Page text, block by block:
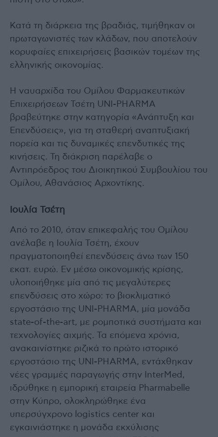
Κατά τη διάρκεια της βραδιάς, τιμήθηκαν οι
πρωταγωνιστές των κλάδων, που αποτελούν
κορυφαίες επιχειρήσεις βασικών τομέων της
ελληνικής οικονομίας.
Η ναυαρχίδα του Ομίλου Φαρμακευτικών
Επιχειρήσεων Τσέτη UNI-PHARMA
βραβεύτηκε στην κατηγορία «Ανάπτυξη και
Επενδύσεις», για τη σταθερή αναπτυξιακή
πορεία και τις δυναμικές επενδυτικές της
κινήσεις. Τη διάκριση παρέλαβε ο
Αντιπρόεδρος του Διοικητικού Συμβουλίου του
Ομίλου, Αθανάσιος Αρχοντίκης.
Ιουλία Τσέτη
Από το 2010, όταν επικεφαλής του Ομίλου
ανέλαβε η Ιουλία Τσέτη, έχουν
πραγματοποιηθεί επενδύσεις άνω των 150
εκατ. ευρώ. Εν μέσω οικονομικής κρίσης,
υλοποιήθηκε μία από τις μεγαλύτερες
επενδύσεις στο χώρο: το βιοκλιματικό
εργοστάσιο της UNI-PHARMA, μία μονάδα
state-of-the-art, με ρομποτικά συστήματα και
τεχνολογίες αιχμής. Τα επόμενα χρόνια,
ανακαινίστηκε ριζικά το πρώτο ιστορικό
εργοστάσιο της UNI-PHARMA, εντάχθηκαν
νέες γραμμές παραγωγής στην InterMed,
ιδρύθηκε η εμπορική εταιρεία Pharmabelle
στην Κύπρο, ολοκληρώθηκε ένα
υπερσύγχρονο logistics center και
εγκαινιάστηκε η μονάδα εκχύλισης